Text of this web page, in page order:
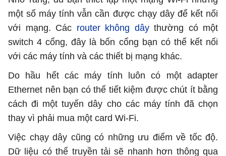
một số máy tính vẫn cần được chạy dây để kết nối
với mạng. Các router không dâythường có một
switch 4 cổng, đây là bốn cổng bạn có thể kết nối
với các máy tính và các thiết bị mạng khác.
Do hầu hết các máy tính luôn có một adapter
Ethernet nên bạn có thể tiết kiệm được chút ít bằng
cách đi một tuyến dây cho các máy tính đã chọn
thay vì phải mua một card Wi-Fi.
Việc chạy dây cũng có những ưu điểm về tốc độ.
Dữ liệu có thể truyền tải sẽ nhanh hơn thông qua